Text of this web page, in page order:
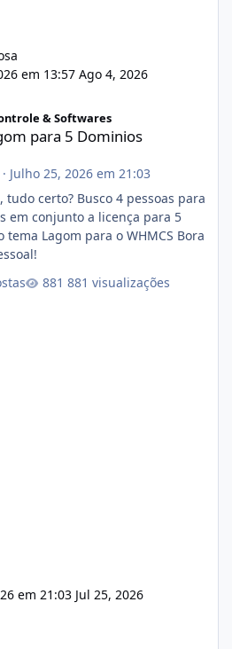
em 13:57 Ago 4, 2026
& Softwares
para 5 Dominios
· Julho 25, 2026 em 21:03
tudo certo? Busco 4 pessoas para
em conjunto a licença para 5
Lagom para o WHMCS Bora
881 visualizações
em 21:03 Jul 25, 2026